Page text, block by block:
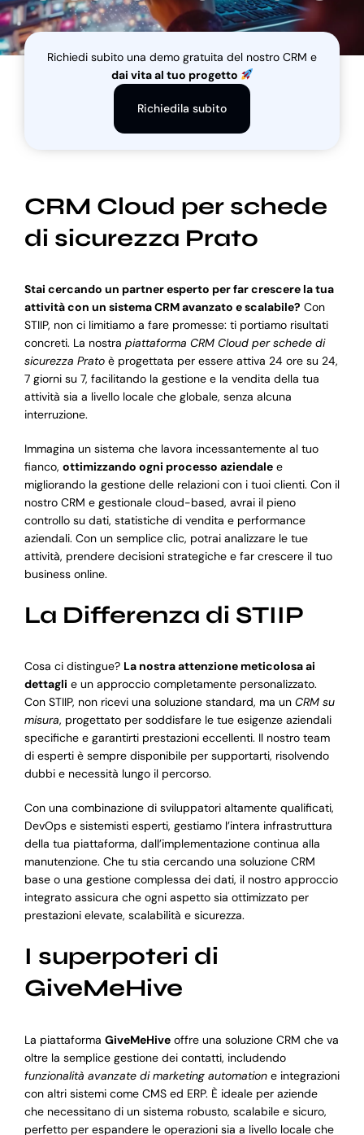
Blog
Richiedi subito una demo gratuita del nostro CRM e
dai vita al tuo progetto
Richiedila subito
CRM Cloud per schede
di sicurezza Prato
Stai cercando un partner esperto per far crescere la tua
attività con un sistema CRM avanzato e scalabile? Con
STIIP, non ci limitiamo a fare promesse: ti portiamo risultati
concreti. La nostra piattaforma CRM Cloud per schede di
sicurezza Pratoè progettata per essere attiva 24 ore su 24,
7 giorni su 7, facilitando la gestione e la vendita della tua
attività sia a livello locale che globale, senza alcuna
interruzione.
Immagina un sistema che lavora incessantemente al tuo
fianco, ottimizzando ogni processo aziendalee
migliorando la gestione delle relazioni con i tuoi clienti. Con il
nostro CRM e gestionale cloud-based, avrai il pieno
controllo su dati, statistiche di vendita e performance
aziendali. Con un semplice clic, potrai analizzare le tue
attività, prendere decisioni strategiche e far crescere il tuo
business online.
La Differenza di STIIP
Cosa ci distingue? La nostra attenzione meticolosa ai
dettagli e un approccio completamente personalizzato.
Con STIIP, non ricevi una soluzione standard, ma un CRM su
misura, progettato per soddisfare le tue esigenze aziendali
specifiche e garantirti prestazioni eccellenti. Il nostro team
di esperti è sempre disponibile per supportarti, risolvendo
dubbi e necessità lungo il percorso.
Con una combinazione di sviluppatori altamente qualificati,
DevOps e sistemisti esperti, gestiamo l’intera infrastruttura
della tua piattaforma, dall’implementazione continua alla
manutenzione. Che tu stia cercando una soluzione CRM
base o una gestione complessa dei dati, il nostro approccio
integrato assicura che ogni aspetto sia ottimizzato per
prestazioni elevate, scalabilità e sicurezza.
I superpoteri di
GiveMeHive
La piattaforma GiveMeHiveoffre una soluzione CRM che va
oltre la semplice gestione dei contatti, includendo
funzionalità avanzate di marketing automatione integrazioni
con altri sistemi come CMS ed ERP. È ideale per aziende
che necessitano di un sistema robusto, scalabile e sicuro,
perfetto per espandere le operazioni sia a livello locale che